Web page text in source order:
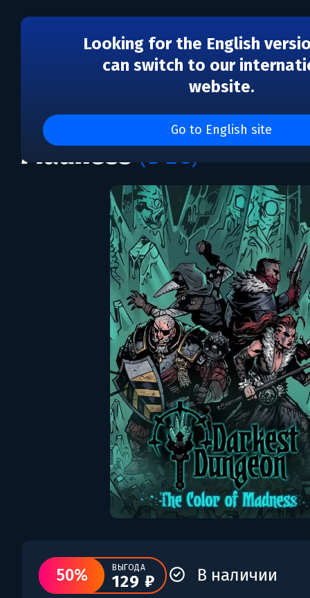
Looking for the English
can switch to our
website.
Go to English site
Darkest Dungeon: The
Madness(DLC)
DLC
50% ВЫГОДА
129 ₽ В наличии